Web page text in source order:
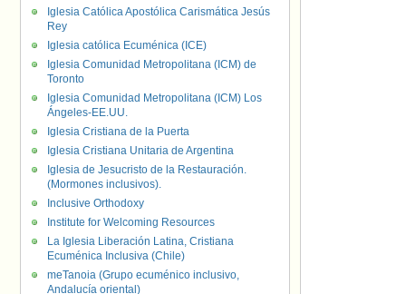
Iglesia Católica Apostólica Carismática Jesús
Rey
Iglesia católica Ecuménica (ICE)
Iglesia Comunidad Metropolitana (ICM) de
Toronto
Iglesia Comunidad Metropolitana (ICM) Los
Ángeles-EE.UU.
Iglesia Cristiana de la Puerta
Iglesia Cristiana Unitaria de Argentina
Iglesia de Jesucristo de la Restauración.
(Mormones inclusivos).
Inclusive Orthodoxy
Institute for Welcoming Resources
La Iglesia Liberación Latina, Cristiana
Ecuménica Inclusiva (Chile)
meTanoia (Grupo ecuménico inclusivo,
Andalucía oriental)